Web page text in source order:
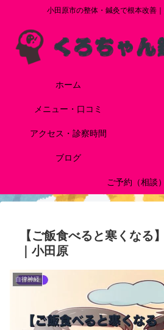
小田原市の整体・鍼灸で根本改善
ホーム
メニュー・口コミ
アクセス・診察時間
ブログ
ご予約（相談）
【ご飯食べると寒くなる
｜小田原
自律神経